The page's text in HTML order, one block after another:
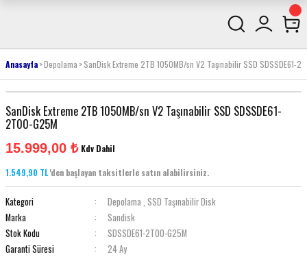
Anasayfa Depolama SanDisk Extreme 2TB 1050MB/sn V2 Taşınabilir SSD SDSSDE61-
SanDisk Extreme 2TB 1050MB/sn V2 Taşınabilir SSD SDSSDE61-
2T00-G25M
15.999,00 ₺ Kdv Dahil
1.549,90 TL'den başlayan taksitlerle satın alabilirsiniz.
Kategori Depolama , SSD Taşınabilir Disk
Marka
Sandisk
Stok Kodu
SDSSDE61-2T00-G25M
Garanti Süresi
24 Ay